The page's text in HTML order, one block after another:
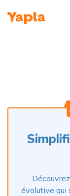
évolutive qui